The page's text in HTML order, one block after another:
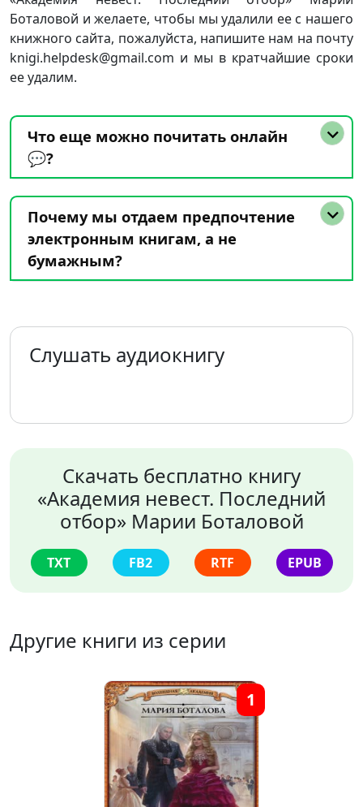
Боталовой и желаете, чтобы мы удалили ее с нашего
книжного сайта, пожалуйста, напишите нам на почту
knigi.helpdesk@gmail.com и мы в кратчайшие сроки
ее удалим.
Что еще можно почитать онлайн
💬?
Почему мы отдаем предпочтение
электронным книгам, а не
бумажным?
Слушать аудиокнигу
Скачать бесплатно книгу
«Академия невест. Последний
отбор» Марии Боталовой
TXT FB2 RTF EPUB
Другие книги из серии
1